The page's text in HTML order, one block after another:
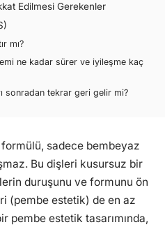
Edilmesi Gerekenler
mı?
ne kadar sürer ve iyileşme kaç
sonradan tekrar geri gelir mi?
sadece bembeyaz
Bu dişleri kusursuz bir
duruşunu ve formunu ön
(pembe estetik) de en az
pembe estetik tasarımında,